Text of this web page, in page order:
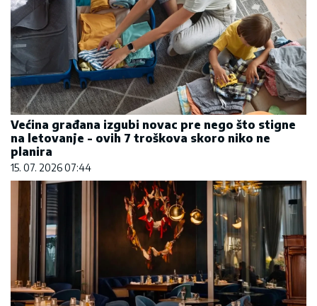
Većina građana izgubi novac pre nego što stigne
na letovanje - ovih 7 troškova skoro niko ne
planira
15. 07. 2026 07:44